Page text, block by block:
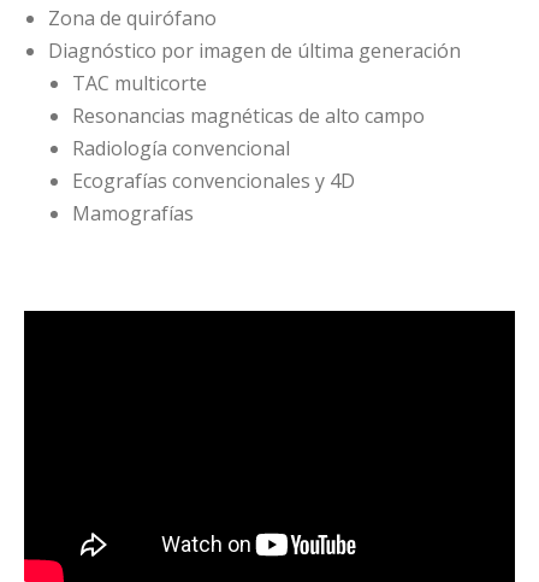
Zona de quirófano
Diagnóstico por imagen de última generación
TAC multicorte
Resonancias magnéticas de alto campo
Radiología convencional
Ecografías convencionales y 4D
Mamografías